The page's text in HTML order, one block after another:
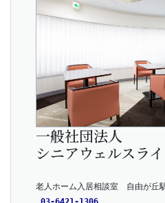
一般社団法人
シニアウェルスラ
老人ホーム入居相談室　自由が